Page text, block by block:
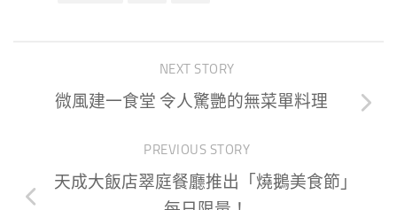
NEXT STORY
微風建一食堂 令人驚艷的無菜單料理
PREVIOUS STORY
天成大飯店翠庭餐廳推出「燒鵝美食節」